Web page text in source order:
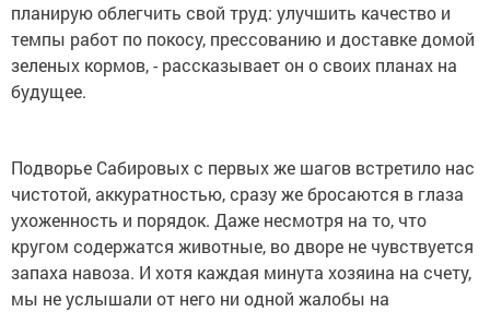
планирую облегчить свой труд: улучшить качество и
темпы работ по покосу, прессованию и доставке домой
зеленых кормов, - рассказывает он о своих планах на
будущее.
Подворье Сабировых с первых же шагов встретило нас
чистотой, аккуратностью, сразу же бросаются в глаза
ухоженность и порядок. Даже несмотря на то, что
кругом содержатся животные, во дворе не чувствуется
запаха навоза. И хотя каждая минута хозяина на счету,
мы не услышали от него ни одной жалобы на